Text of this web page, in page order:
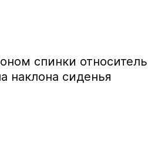
спинки
наклона сиденья